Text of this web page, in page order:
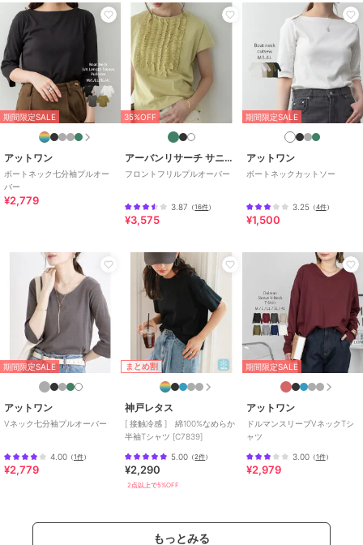
ボートネック/レギュラー丈(ト
ップス) /チュニック丈（トップ
ス）
バングラデシュ
期間限定SALE
アットワン
ボートネック七分袖プルオー
バー
¥2,779
35%OFF
アーバンリサーチ サニーレーベル
フロントフリルプルオーバー
3.87 （16件）
¥3,575
期間限定SALE
アットワン
ボートネックカットソー
3.25（4件）
¥1,500
期間限定SALE
アットワン
Vネック七分袖プルオーバー
4.00 （1件）
¥2,779
まとめ割
神戸レタス
[ 接触冷感 ] 綿100%なめらか
半袖Tシャツ [C7839]
5.00 （2件）
¥2,290
2点以上で5%OFF
期間限定SALE
アットワン
ドルマンスリーブVネックTシ
ャツ
3.00（1件）
¥2,979
もっとみる